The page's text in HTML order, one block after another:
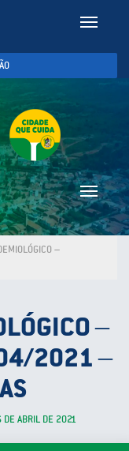
Toggle
Toggle
–
–
2021 –
DE ABRIL DE 2021